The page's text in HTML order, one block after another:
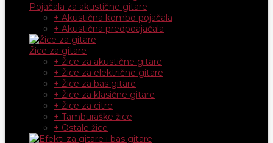
Pojačala za akustične gitare
+ Akustična kombo pojačala
+ Akustična predpoajačala
Žice za gitare
+ Žice za akustične gitare
+ Žice za električne gitare
+ Žice za bas gitare
+ Žice za klasične gitare
+ Žice za citre
+ Tamburaške žice
+ Ostale žice